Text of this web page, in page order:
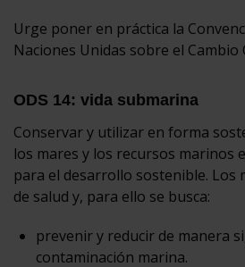
Urge poner en práctica la
Naciones Unidas sobre el Cambio
ODS 14: vida submarina
Conservar y utilizar en forma
los mares y los recursos marinos
para el desarrollo sostenible. Los
de salud y, para ello se busca:
prevenir y reducir de manera
contaminación marina.